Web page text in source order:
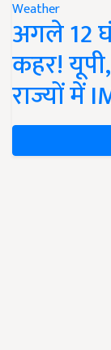
Weather
अगले 12
कहर!
राज्यों में